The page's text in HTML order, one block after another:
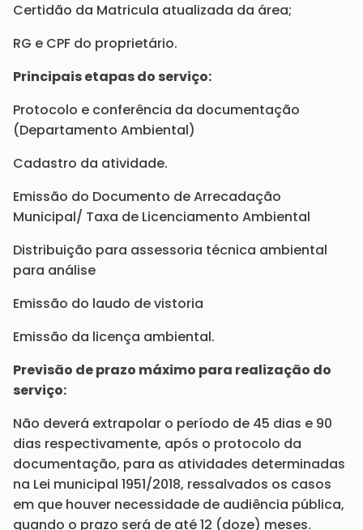
Certidão da Matricula atualizada da área;
RG e CPF do proprietário.
Principais etapas do serviço:
Protocolo e conferência da documentação
(Departamento Ambiental)
Cadastro da atividade.
Emissão do Documento de Arrecadação
Municipal/ Taxa de Licenciamento Ambiental
Distribuição para assessoria técnica ambiental
para análise
Emissão do laudo de vistoria
Emissão da licença ambiental.
Previsão de prazo máximo para realização do
serviço:
Não deverá extrapolar o período de 45 dias e 90
dias respectivamente, após o protocolo da
documentação, para as atividades determinadas
na Lei municipal 1951/2018, ressalvados os casos
em que houver necessidade de audiência pública,
quando o prazo será de até 12 (doze) meses.